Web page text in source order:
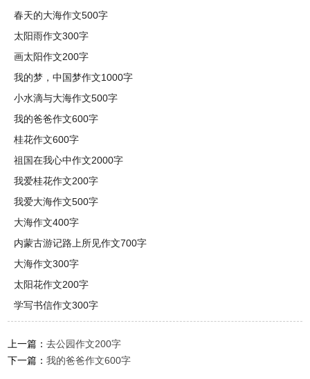
春天的大海作文500字
太阳雨作文300字
画太阳作文200字
我的梦，中国梦作文1000字
小水滴与大海作文500字
我的爸爸作文600字
桂花作文600字
祖国在我心中作文2000字
我爱桂花作文200字
我爱大海作文500字
大海作文400字
内蒙古游记路上所见作文700字
大海作文300字
太阳花作文200字
学写书信作文300字
上一篇：去公园作文200字
下一篇：我的爸爸作文600字